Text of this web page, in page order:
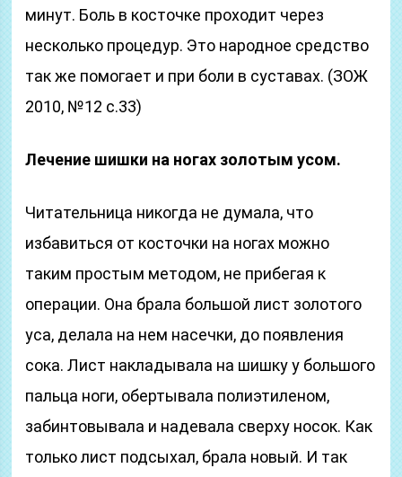
минут. Боль в косточке проходит через
несколько процедур. Это народное средство
так же помогает и при боли в суставах. (ЗОЖ
2010, №12 с.33)
Лечение шишки на ногах золотым усом.
Читательница никогда не думала, что
избавиться от косточки на ногах можно
таким простым методом, не прибегая к
операции. Она брала большой лист золотого
уса, делала на нем насечки, до появления
сока. Лист накладывала на шишку у большого
пальца ноги, обертывала полиэтиленом,
забинтовывала и надевала сверху носок. Как
только лист подсыхал, брала новый. И так